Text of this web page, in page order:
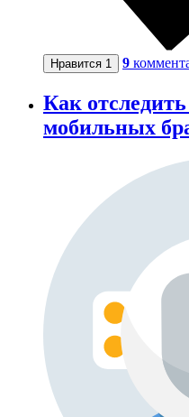
Нравится 1 9
Как
мобильных